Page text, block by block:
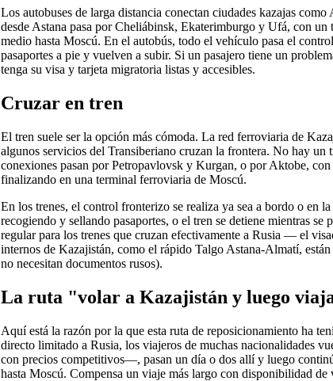
Los autobuses de larga distancia conectan ciudades kazajas
desde Astana pasa por Cheliábinsk, Ekaterimburgo y Ufá, con
medio hasta Moscú. En el autobús, todo el vehículo pasa el
pasaportes a pie y vuelven a subir. Si un pasajero tiene un
tenga su visa y tarjeta migratoria listas y accesibles.
Cruzar en tren
El tren suele ser la opción más cómoda. La red ferroviaria de
algunos servicios del Transiberiano cruzan la frontera. No hay
conexiones pasan por Petropavlovsk y Kurgan, o por Aktobe,
finalizando en una terminal ferroviaria de Moscú.
En los trenes, el control fronterizo se realiza ya sea a bordo o en
recogiendo y sellando pasaportes, o el tren se detiene mientras
regular para los trenes que cruzan efectivamente a Rusia — el
internos de Kazajistán, como el rápido Talgo Astana-Almatí,
no necesitan documentos rusos).
La ruta "volar a Kazajistán y luego
Aquí está la razón por la que esta ruta de reposicionamiento ha
directo limitado a Rusia, los viajeros de muchas nacionalidades
con precios competitivos—, pasan un día o dos allí y luego
hasta Moscú. Compensa un viaje más largo con disponibilidad